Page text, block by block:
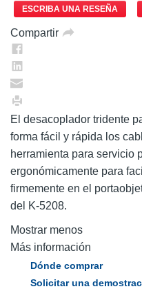
ESCRIBA UNA RESEÑA
Compartir
El desacoplador tridente
forma fácil y rápida los
herramienta para servicio
ergonómicamente para
firmemente en el
del K-5208.
Mostrar menos
Más información
Dónde comprar
Solicitar una